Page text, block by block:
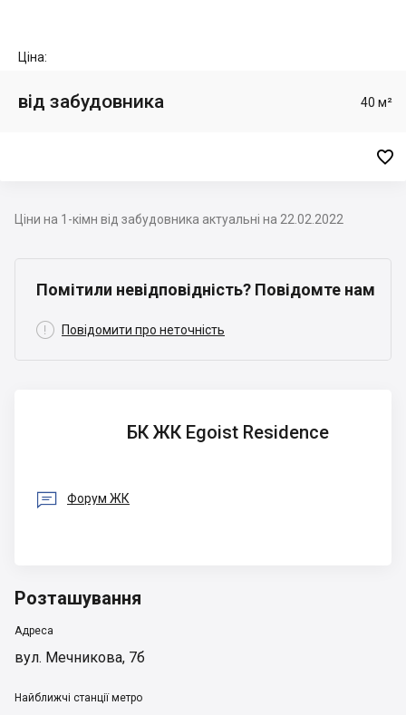
Ціна:
від забудовника 40 м²

Ціни на 1-кімн від забудовника актуальні на 22.02.2022
Помітили невідповідність? Повідомте нам
 Повідомити про неточність
БК ЖК Egoist Residence
 Форум ЖК
Розташування
Адреса
вул. Мечникова, 7б
Найближчі станції метро